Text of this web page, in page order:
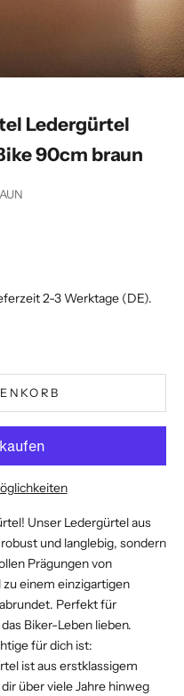
Element 1
zu Element 2
zu Element 3
zu Element 4
zu Element 5
Ledergürtel
90cm braun
2-3 Werktage (DE).
Unser Ledergürtel aus
und langlebig, sondern
Prägungen von
einem einzigartigen
Perfekt für
Biker-Leben lieben.
für dich ist:
ist aus erstklassigem
über viele Jahre hinweg